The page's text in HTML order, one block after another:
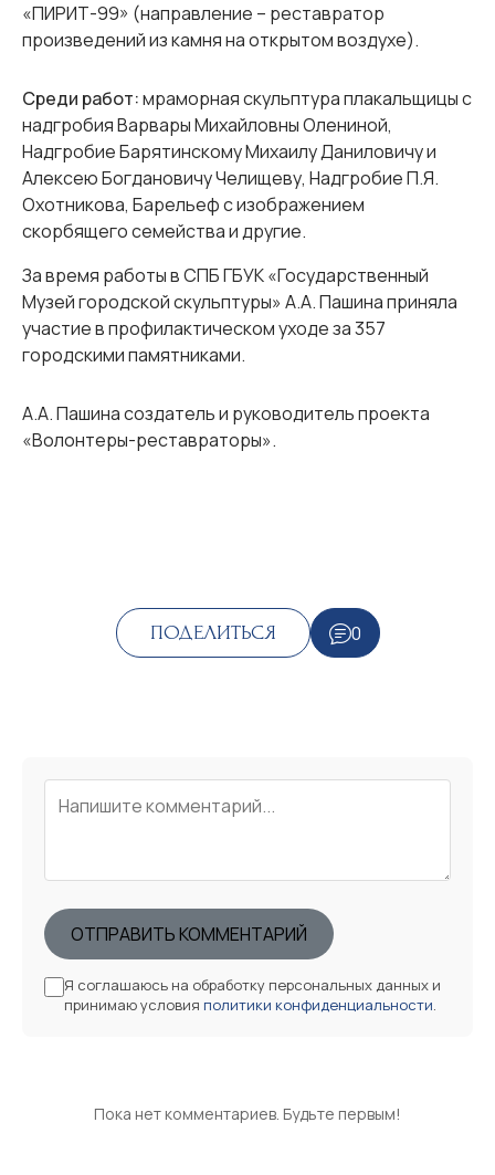
«ПИРИТ-99» (направление – реставратор
произведений из камня на открытом воздухе).
Среди работ:мраморная скульптура плакальщицы с
надгробия Варвары Михайловны Олениной,
Надгробие Барятинскому Михаилу Даниловичу и
Алексею Богдановичу Челищеву, Надгробие П.Я.
Охотникова, Барельеф с изображением
скорбящего семейства и другие.
За время работы в СПБ ГБУК «Государственный
Музей городской скульптуры» А.А. Пашина приняла
участие в профилактическом уходе за 357
городскими памятниками.
А.А. Пашина создатель и руководитель проекта
«Волонтеры-реставраторы».
ПОДЕЛИТЬСЯ 0
ОТПРАВИТЬ КОММЕНТАРИЙ
Я соглашаюсь на обработку персональных данных и
принимаю условия политики конфиденциальности.
Пока нет комментариев. Будьте первым!